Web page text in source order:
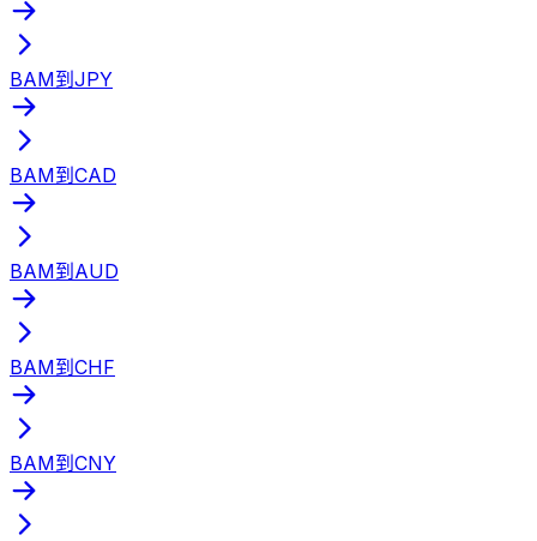
BAM到JPY
BAM到CAD
BAM到AUD
BAM到CHF
BAM到CNY